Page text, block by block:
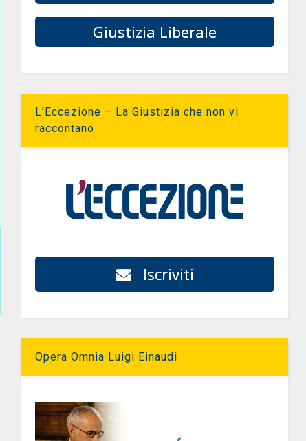
Giustizia Liberale
L’Eccezione – La Giustizia che non vi
raccontano
Iscriviti
Opera Omnia Luigi Einaudi